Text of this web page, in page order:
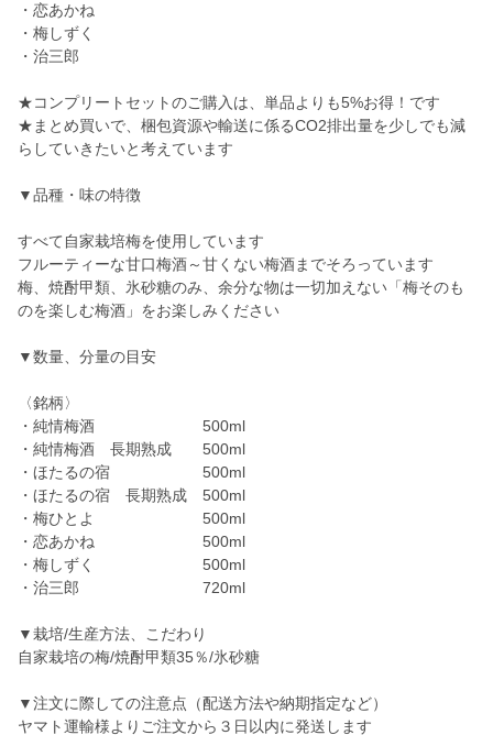
・恋あかね
・梅しずく
・治三郎
★コンプリートセットのご購入は、単品よりも5%お得！です
★まとめ買いで、梱包資源や輸送に係るCO2排出量を少しでも減
らしていきたいと考えています
▼品種・味の特徴
すべて自家栽培梅を使用しています
フルーティーな甘口梅酒～甘くない梅酒までそろっています
梅、焼酎甲類、氷砂糖のみ、余分な物は一切加えない「梅そのも
のを楽しむ梅酒」をお楽しみください
▼数量、分量の目安
〈銘柄〉
・純情梅酒 500ml
・純情梅酒 長期熟成 500ml
・ほたるの宿 500ml
・ほたるの宿 長期熟成 500ml
・梅ひとよ 500ml
・恋あかね 500ml
・梅しずく 500ml
・治三郎 720ml
▼栽培/生産方法、こだわり
自家栽培の梅/焼酎甲類35％/氷砂糖
▼注文に際しての注意点（配送方法や納期指定など）
ヤマト運輸様よりご注文から３日以内に発送します